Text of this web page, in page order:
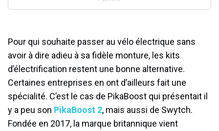
Pour qui souhaite passer au vélo électrique sans
avoir à dire adieu à sa fidèle monture, les kits
d’électrification restent une bonne alternative.
Certaines entreprises en ont d’ailleurs fait une
spécialité. C’est le cas de PikaBoost qui présentait il
y a peu son PikaBoost 2, mais aussi de Swytch.
Fondée en 2017, la marque britannique vient